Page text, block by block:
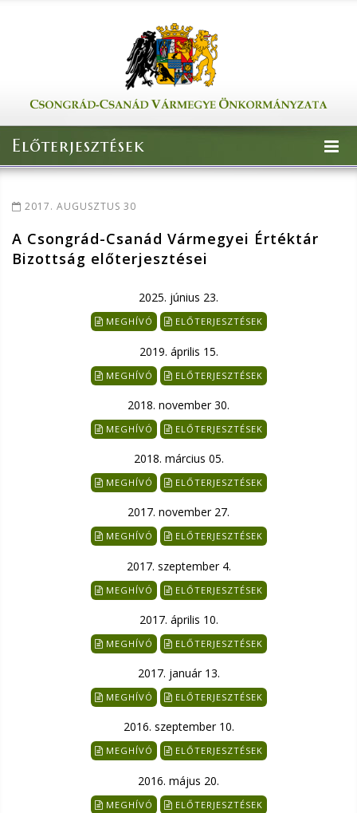
Előterjesztések
2017. AUGUSZTUS 30
A Csongrád-Csanád Vármegyei Értéktár
Bizottság előterjesztései
2025. június 23.
MEGHÍVÓ ELŐTERJESZTÉSEK
2019. április 15.
MEGHÍVÓ ELŐTERJESZTÉSEK
2018. november 30.
MEGHÍVÓ ELŐTERJESZTÉSEK
2018. március 05.
MEGHÍVÓ ELŐTERJESZTÉSEK
2017. november 27.
MEGHÍVÓ ELŐTERJESZTÉSEK
2017. szeptember 4.
MEGHÍVÓ ELŐTERJESZTÉSEK
2017. április 10.
MEGHÍVÓ ELŐTERJESZTÉSEK
2017. január 13.
MEGHÍVÓ ELŐTERJESZTÉSEK
2016. szeptember 10.
MEGHÍVÓ ELŐTERJESZTÉSEK
2016. május 20.
MEGHÍVÓ ELŐTERJESZTÉSEK